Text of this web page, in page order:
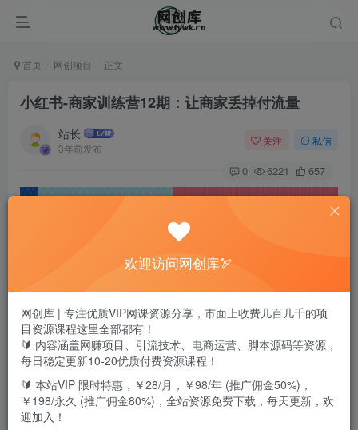
首页 网创项目 正文
小红书-商家训练营12期：让商家丢掉付流量
站长
3年前发布
关注 私信
0 6221 657
课程目录
【商家营12期】-答疑课.mp4
【商家营12期】-答疑课-1664532834.mp4
欢迎访问网创库🏹
网创库 | 专注优质VIP网课资源分享，市面上收费几百几千的项
目资源课程这里全部都有！
🔰 内容涵盖网赚项目、引流技术、电商运营、脚本源码等资源，
每日稳定更新10-20优质付费资源课程！
🔰 本站VIP 限时特惠，￥28/月，￥98/年 (推广佣金50%)，
￥198/永久 (推广佣金80%)，全站资源免费下载，每天更新，欢
迎加入！